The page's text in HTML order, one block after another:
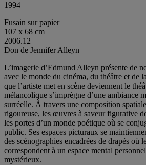
1994
Fusain sur papier
107 x 68 cm
2006.12
Don de Jennifer Alleyn
L’imagerie d’Edmund Alleyn présente de
avec le monde du cinéma, du théâtre et de
que l’artiste met en scène deviennent le
mélancolique s’imprègne d’une ambiance
surréelle. À travers une composition
rigoureuse, les œuvres à saveur figurative
les portes d’un monde poétique où se
public. Ses espaces picturaux se
des scénographies encadrées de drapés où
correspondent à un espace mental
mystérieux.